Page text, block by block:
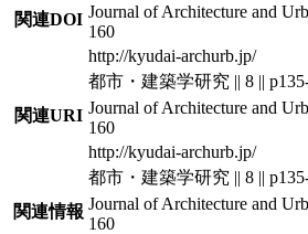
関連DOI Journal of Architecture and
160
http://kyudai-archurb.jp/
関連URI
都市・建築学研究 || 8 ||
Journal of Architecture and
160
http://kyudai-archurb.jp/
関連情報
都市・建築学研究 || 8 ||
Journal of Architecture and
160